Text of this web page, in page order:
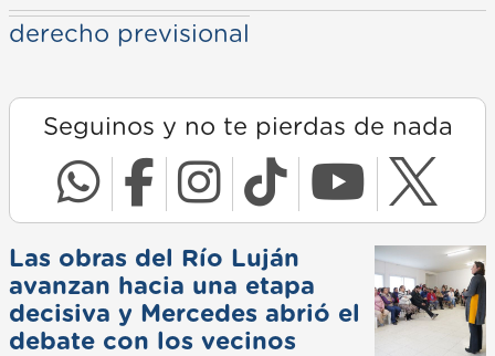
derecho previsional
Seguinos y no te pierdas de nada
Las obras del Río Luján
avanzan hacia una etapa
decisiva y Mercedes abrió el
debate con los vecinos